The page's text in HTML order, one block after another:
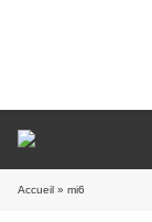
Accueil » mi6